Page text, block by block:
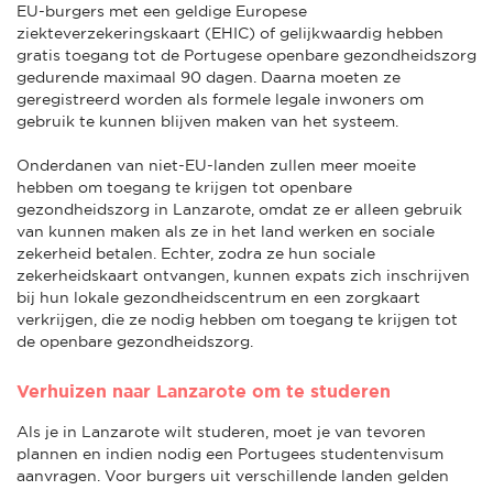
EU-burgers met een geldige Europese
ziekteverzekeringskaart (EHIC) of gelijkwaardig hebben
gratis toegang tot de Portugese openbare gezondheidszorg
gedurende maximaal 90 dagen. Daarna moeten ze
geregistreerd worden als formele legale inwoners om
gebruik te kunnen blijven maken van het systeem.
Onderdanen van niet-EU-landen zullen meer moeite
hebben om toegang te krijgen tot openbare
gezondheidszorg in Lanzarote, omdat ze er alleen gebruik
van kunnen maken als ze in het land werken en sociale
zekerheid betalen. Echter, zodra ze hun sociale
zekerheidskaart ontvangen, kunnen expats zich inschrijven
bij hun lokale gezondheidscentrum en een zorgkaart
verkrijgen, die ze nodig hebben om toegang te krijgen tot
de openbare gezondheidszorg.
Verhuizen naar Lanzarote om te studeren
Als je in Lanzarote wilt studeren, moet je van tevoren
plannen en indien nodig een Portugees studentenvisum
aanvragen. Voor burgers uit verschillende landen gelden